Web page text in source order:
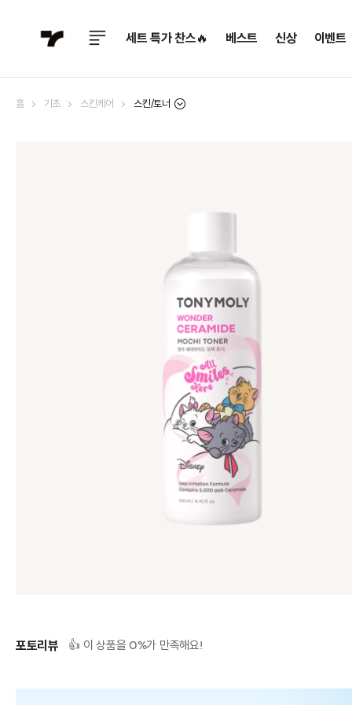
세트 특가 찬스🔥 베스트 신상 이벤트
홈 기초 스킨케어 스킨/토너
포토리뷰 👍 이 상품을 0%가 만족해요!